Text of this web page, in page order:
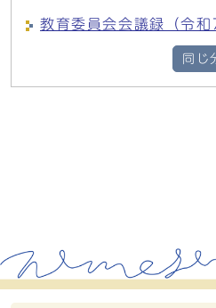
教育委員会会議録（令
同じ